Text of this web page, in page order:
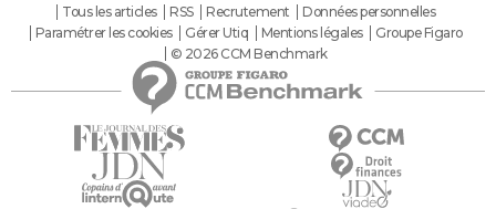
Tous les articles
RSS Recrutement
Données personnelles
Paramétrer les cookies
Gérer Utiq Mentions légales
Groupe Figaro
© 2026 CCM Benchmark